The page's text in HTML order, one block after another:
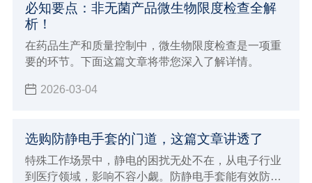
必知要点：非无菌产品微生物限度检查全解
析！
在药品生产和质量控制中，微生物限度检查是一项重
要的环节。下面这篇文章将带您深入了解详情。
2026-03-04
选购防静电手套的门道，这篇文章讲透了
特殊工作场景中，静电的困扰无处不在，从电子行业
到医疗领域，影响不容小觑。防静电手套能有效防